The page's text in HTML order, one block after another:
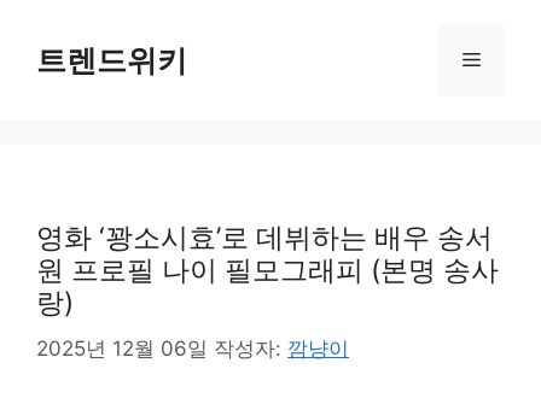
트렌드위키 메
영화 ‘꽝소시효’로 데뷔하는 배우 송서
원 프로필 나이 필모그래피 (본명 송사
랑)
2025년 12월 06일 작성자: 깜냥이